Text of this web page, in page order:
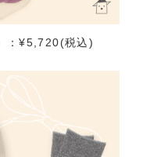
：¥5,720(税込)